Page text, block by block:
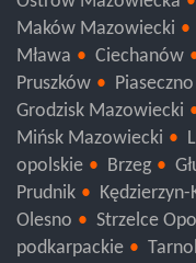
Maków Mazowiecki
Mława
Ciechanów
Pruszków
Piaseczno
Grodzisk Mazowiecki
Mińsk Mazowiecki
opolskie
Brzeg
Prudnik
Kędzierzyn-
Olesno
Strzelce
podkarpackie